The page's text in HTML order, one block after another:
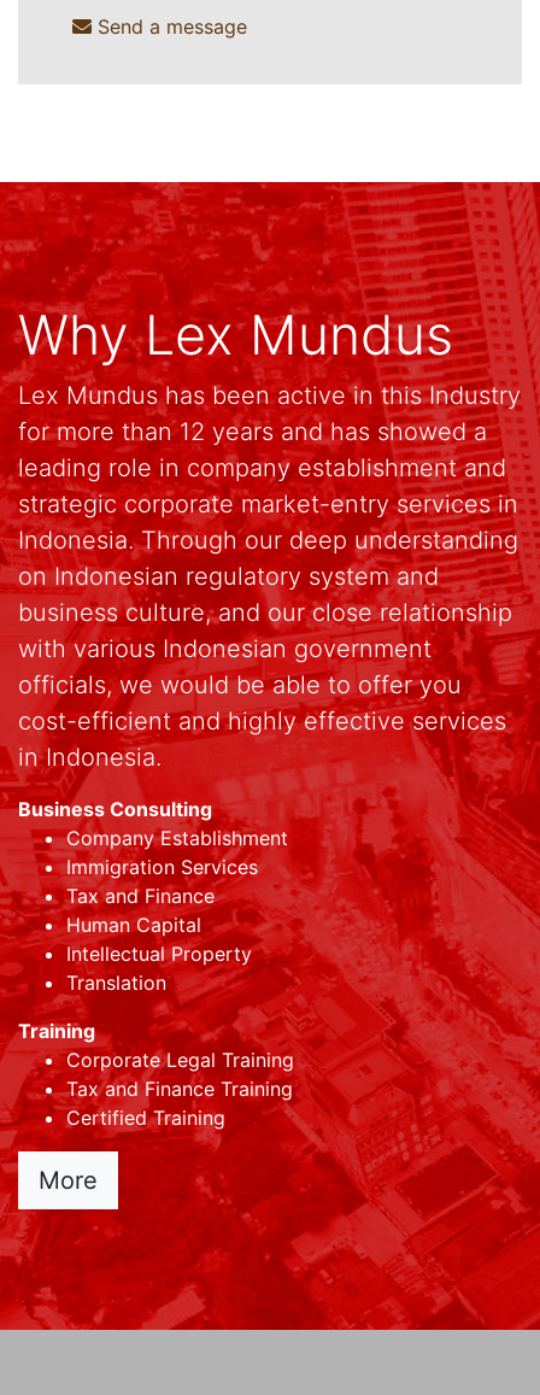
Send a message
Why Lex Mundus
Lex Mundus has been active in this Industry
for more than 12 years and has showed a
leading role in company establishment and
strategic corporate market-entry services in
Indonesia. Through our deep understanding
on Indonesian regulatory system and
business culture, and our close relationship
with various Indonesian government
officials, we would be able to offer you
cost-efficient and highly effective services
in Indonesia.
Business Consulting
Company Establishment
Immigration Services
Tax and Finance
Human Capital
Intellectual Property
Translation
Training
Corporate Legal Training
Tax and Finance Training
Certified Training
More